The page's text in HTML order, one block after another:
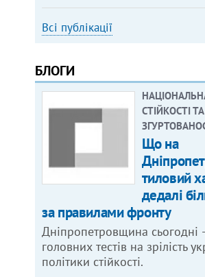
Всі публікації
БЛОГИ
СТІЙКОСТІ ТА
Що на
тиловий
дедалі
за правилами фронту
Дніпропетровщина сьогодні
головних тестів на зрілість
політики стійкості.